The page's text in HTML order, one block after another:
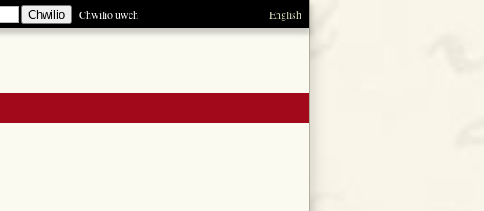
Chwilio uwch English